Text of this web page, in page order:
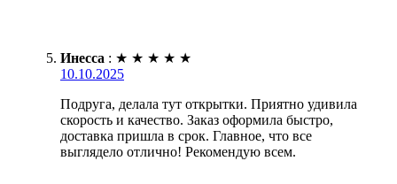
Инесса : ★ ★ ★ ★ ★
10.10.2025
Подруга, делала тут открытки. Приятно удивила
скорость и качество. Заказ оформила быстро,
доставка пришла в срок. Главное, что все
выглядело отлично! Рекомендую всем.